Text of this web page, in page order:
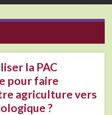
la PAC
pour faire
agriculture vers
?